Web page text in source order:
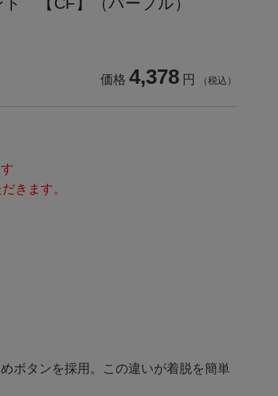
価格 4,378 円 （税込）
きます。
ボタンを採用。この違いが着脱を簡単